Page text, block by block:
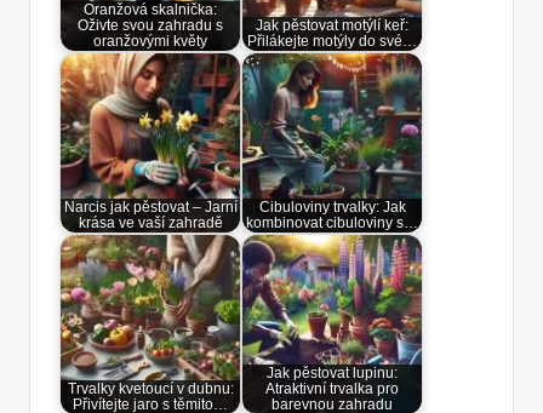
Oranžová skalnička:
Oživte svou zahradu s
oranžovými květy
Jak pěstovat motýlí keř:
Přilákejte motýly do své…
Narcis jak pěstovat – Jarní
krása ve vaší zahradě
Cibuloviny trvalky: Jak
kombinovat cibuloviny s…
Trvalky kvetoucí v dubnu:
Přivítejte jaro s těmito…
Jak pěstovat lupinu:
Atraktivní trvalka pro
barevnou zahradu